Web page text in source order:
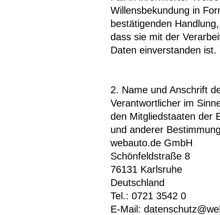
Willensbekundung in
bestätigenden
dass sie mit der
Daten einverstanden ist.
2. Name und Anschrift
Verantwortlicher im
den Mitgliedstaaten der
und anderer
webauto.de GmbH
Schönfeldstraße 8
76131 Karlsruhe
Deutschland
Tel.: 0721 3542 0
E-Mail: